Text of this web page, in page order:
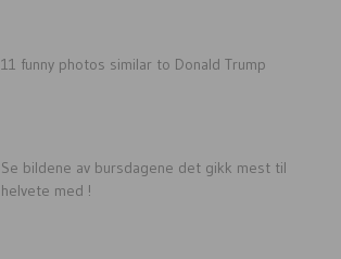
11 funny photos similar to Donald Trump
Se bildene av bursdagene det gikk mest til
helvete med !